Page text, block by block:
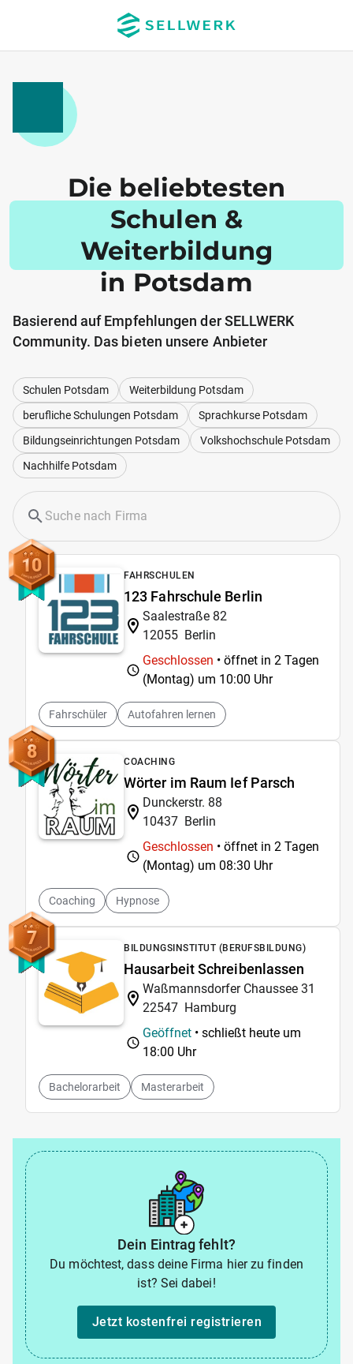
Die beliebtesten
Schulen &
Weiterbildung
in Potsdam
Basierend auf Empfehlungen der SELLWERK
Community. Das bieten unsere Anbieter
Schulen Potsdam
Weiterbildung Potsdam
berufliche Schulungen Potsdam
Sprachkurse Potsdam
Bildungseinrichtungen Potsdam
Volkshochschule Potsdam
Nachhilfe Potsdam
10 FAHRSCHULEN
123 Fahrschule Berlin
Saalestraße 82
12055 Berlin
Geschlossen • öffnet in 2 Tagen
(Montag) um 10:00 Uhr
Fahrschüler Autofahren lernen
8 COACHING
Wörter im Raum Ief Parsch
Dunckerstr. 88
10437 Berlin
Geschlossen • öffnet in 2 Tagen
(Montag) um 08:30 Uhr
Coaching Hypnose
7 BILDUNGSINSTITUT (BERUFSBILDUNG)
Hausarbeit Schreibenlassen
Waßmannsdorfer Chaussee 31
22547 Hamburg
Geöffnet • schließt heute um
18:00 Uhr
Bachelorarbeit Masterarbeit
Dein Eintrag fehlt?
Du möchtest, dass deine Firma hier zu finden
ist? Sei dabei!
Jetzt kostenfrei registrieren